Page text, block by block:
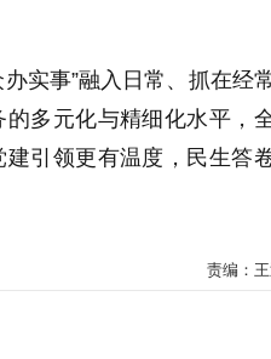
实事”融入日常、抓在经
多元化与精细化水平，
引领更有温度，民生答
责编：